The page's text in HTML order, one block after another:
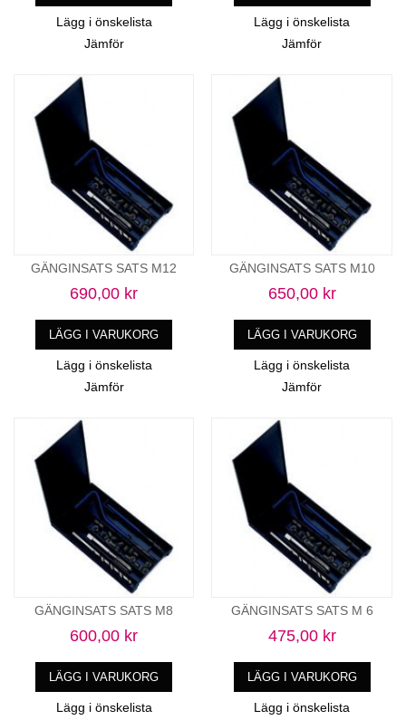
Lägg i önskelista
Jämför
Lägg i önskelista
Jämför
GÄNGINSATS SATS M12
690,00 kr
LÄGG I VARUKORG
Lägg i önskelista
Jämför
GÄNGINSATS SATS M10
650,00 kr
LÄGG I VARUKORG
Lägg i önskelista
Jämför
GÄNGINSATS SATS M8
600,00 kr
LÄGG I VARUKORG
Lägg i önskelista
GÄNGINSATS SATS M 6
475,00 kr
LÄGG I VARUKORG
Lägg i önskelista